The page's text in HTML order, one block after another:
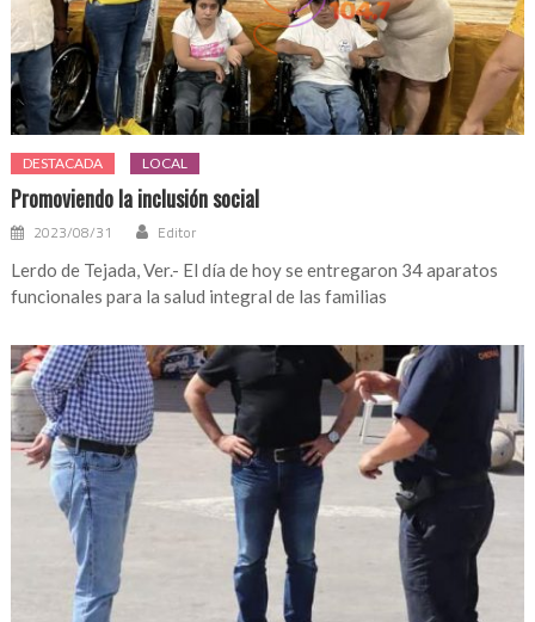
DESTACADA LOCAL
Promoviendo la inclusión social
2023/08/31 Editor
Lerdo de Tejada, Ver.- El día de hoy se entregaron 34 aparatos
funcionales para la salud integral de las familias